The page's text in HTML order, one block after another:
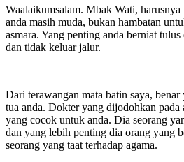
Waalaikumsalam. Mbak Wati,
anda masih muda, bukan hambatan
asmara. Yang penting anda berniat
dan tidak keluar jalur.
Dari terawangan mata batin saya,
tua anda. Dokter yang dijodohkan pada
yang cocok untuk anda. Dia seorang
dan yang lebih penting dia orang yang
seorang yang taat terhadap agama.